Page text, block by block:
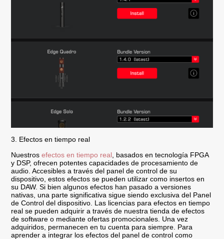
3. Efectos en tiempo real
Nuestrosefectos en tiempo real , basados en tecnología FPGA
y DSP, ofrecen potentes capacidades de procesamiento de
audio. Accesibles a través del panel de control de su
dispositivo, estos efectos se pueden utilizar como insertos en
su DAW. Si bien algunos efectos han pasado a versiones
nativas, una parte significativa sigue siendo exclusiva del Panel
de Control del dispositivo. Las licencias para efectos en tiempo
real se pueden adquirir a través de nuestra tienda de efectos
de software o mediante ofertas promocionales. Una vez
adquiridos, permanecen en tu cuenta para siempre. Para
aprender a integrar los efectos del panel de control como